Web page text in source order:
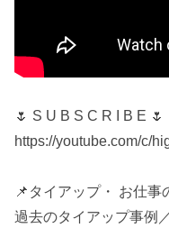
🌷 S U B S C R I B E 🌷
https://youtube.com/c/
📌タイアップ・ お仕事
過去のタイアップ事例